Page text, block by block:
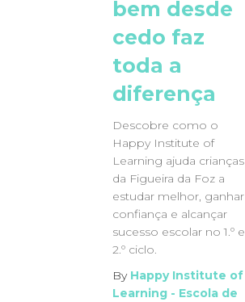
bem desde
cedo faz
toda a
diferença
Descobre como o
Happy Institute of
Learning ajuda crianças
da Figueira da Foz a
estudar melhor, ganhar
confiança e alcançar
sucesso escolar no 1.º e
2.º ciclo.
By Happy Institute of
Learning - Escola de